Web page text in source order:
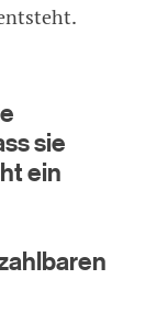
sie
ein